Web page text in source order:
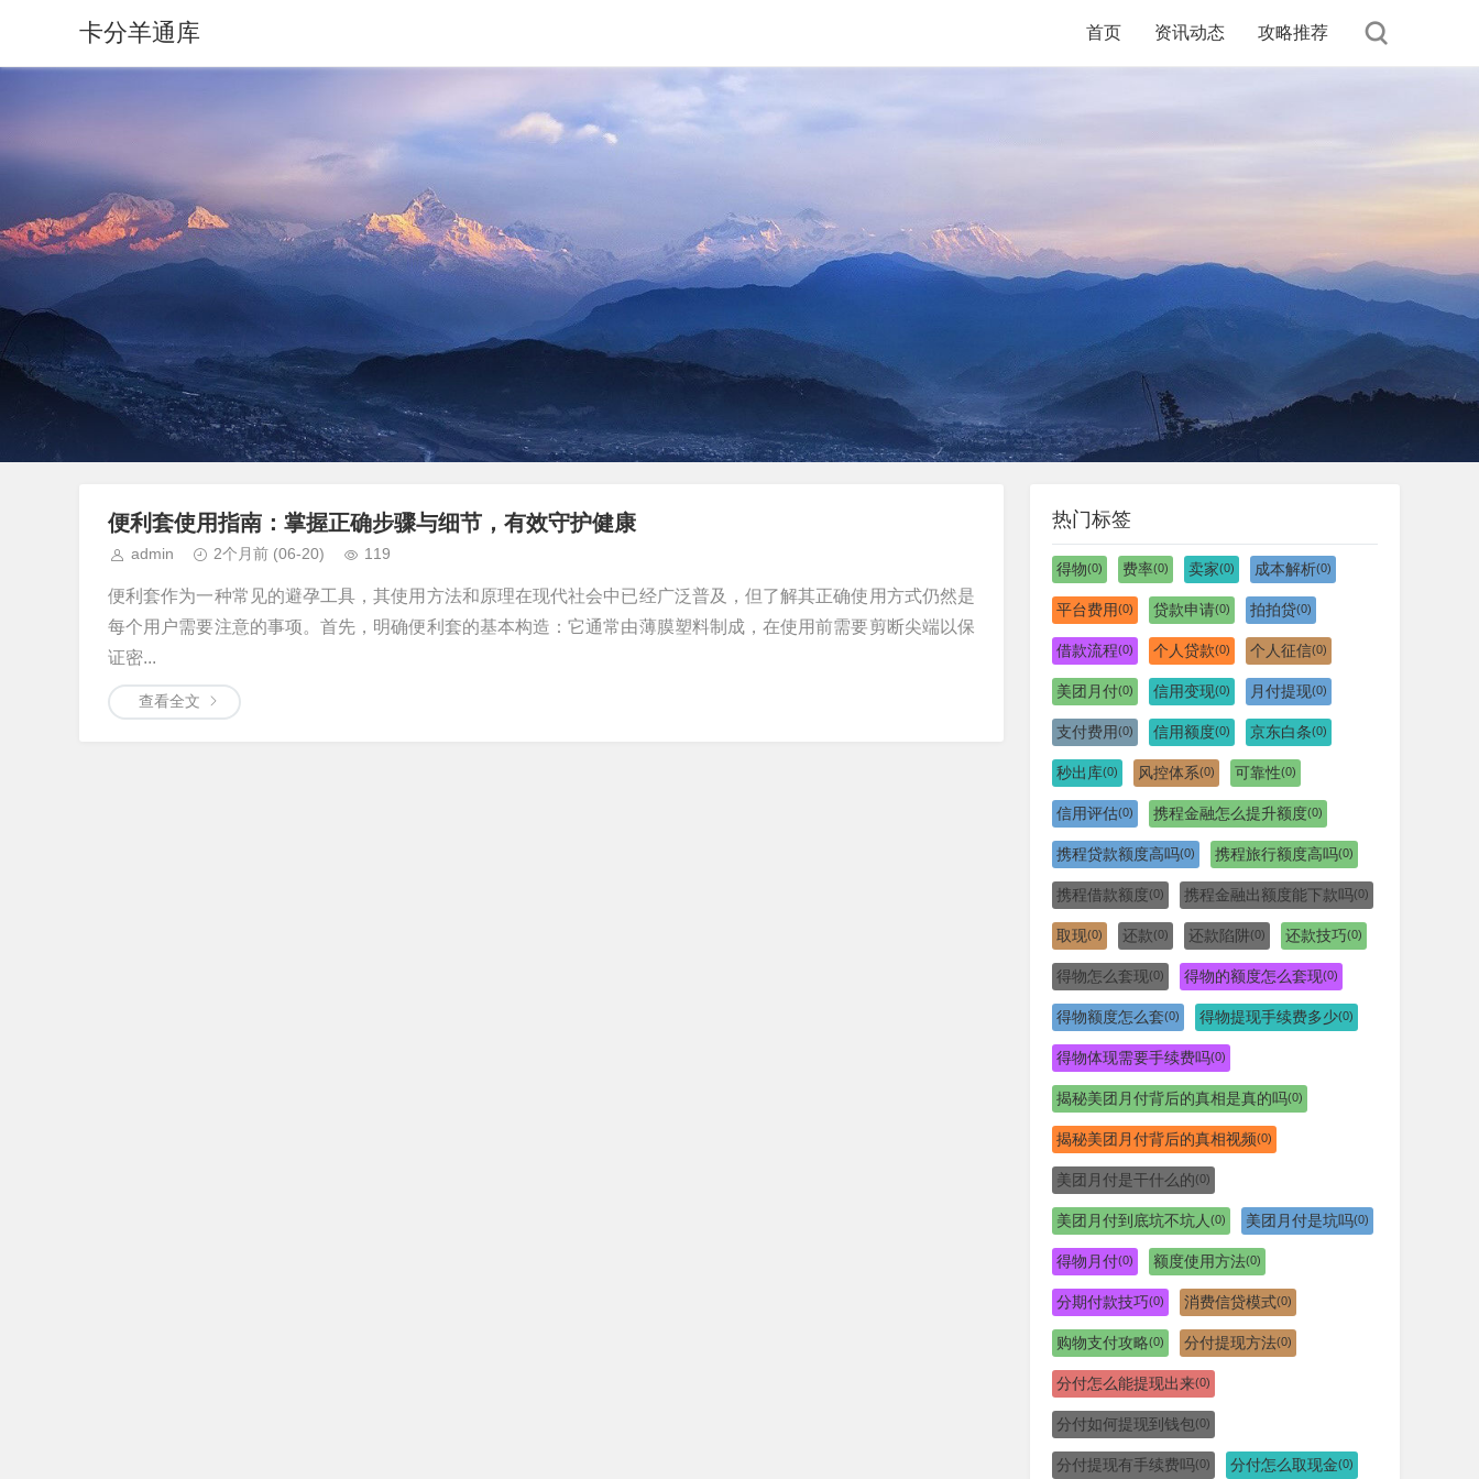
卡分羊通库 首页 资讯动态 攻略推荐
便利套使用指南：掌握正确步骤与细节，有效守护健康
admin 2个月前 (06-20) 119
便利套作为一种常见的避孕工具，其使用方法和原理在现代社会中已经广泛普及，但了解其正确使用方式仍然是
每个用户需要注意的事项。首先，明确便利套的基本构造：它通常由薄膜塑料制成，在使用前需要剪断尖端以保
证密...
查看全文
热门标签
得物(0) 费率(0) 卖家(0) 成本解析(0)
平台费用(0) 贷款申请(0) 拍拍贷(0)
借款流程(0) 个人贷款(0) 个人征信(0)
美团月付(0) 信用变现(0) 月付提现(0)
支付费用(0) 信用额度(0) 京东白条(0)
秒出库(0) 风控体系(0) 可靠性(0)
信用评估(0) 携程金融怎么提升额度(0)
携程贷款额度高吗(0) 携程旅行额度高吗(0)
携程借款额度(0) 携程金融出额度能下款吗(0)
取现(0) 还款(0) 还款陷阱(0) 还款技巧(0)
得物怎么套现(0) 得物的额度怎么套现(0)
得物额度怎么套(0) 得物提现手续费多少(0)
得物体现需要手续费吗(0)
揭秘美团月付背后的真相是真的吗(0)
揭秘美团月付背后的真相视频(0)
美团月付是干什么的(0)
美团月付到底坑不坑人 (0) 美团月付是坑吗(0)
得物月付(0) 额度使用方法(0)
分期付款技巧(0) 消费信贷模式(0)
购物支付攻略(0) 分付提现方法(0)
分付怎么能提现出来(0)
分付如何提现到钱包 (0)
分付提现有手续费吗(0) 分付怎么取现金(0)